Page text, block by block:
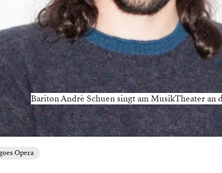
Bariton Andrè Schuen singt am MusikTheater
Opera